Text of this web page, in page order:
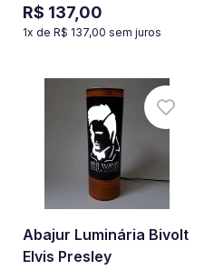
R$ 137,00
1x de R$ 137,00 sem juros
Abajur Luminária Bivolt
Elvis Presley